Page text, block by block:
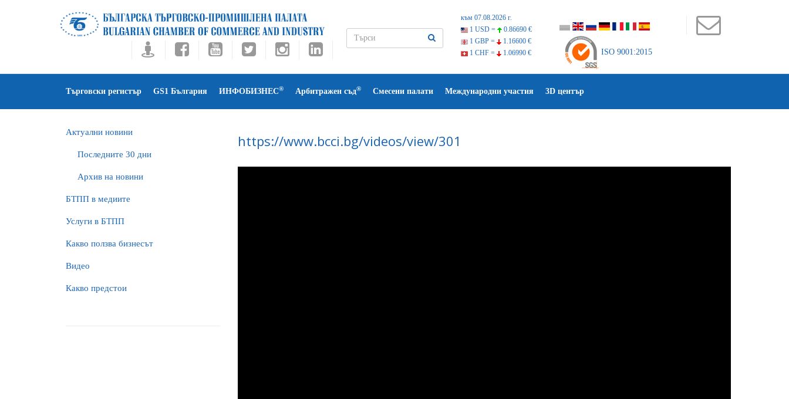
към 07.08.2026 г.
1 USD =
0.86690 €
1 GBP =
1.16600 €
1 CHF =
1.06990 € ISO 9001:2015
Търговски регистър GS1 България ИНФОБИЗНЕС® Арбитражен съд® Смесени палати Международни участия 3D център
Актуални новини
Последните 30 дни
Архив на новини
БTПП в медиите
Услуги в БТПП
Какво ползва бизнесът
Видео
Какво предстои
https://www.bcci.bg/videos/view/301